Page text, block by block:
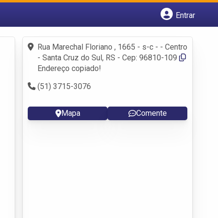
Entrar
Fazer login
Criar conta
Rua Marechal Floriano , 1665 - s-c - - Centro
- Santa Cruz do Sul, RS - Cep: 96810-109
Endereço copiado!
(51) 3715-3076
Mapa Comente